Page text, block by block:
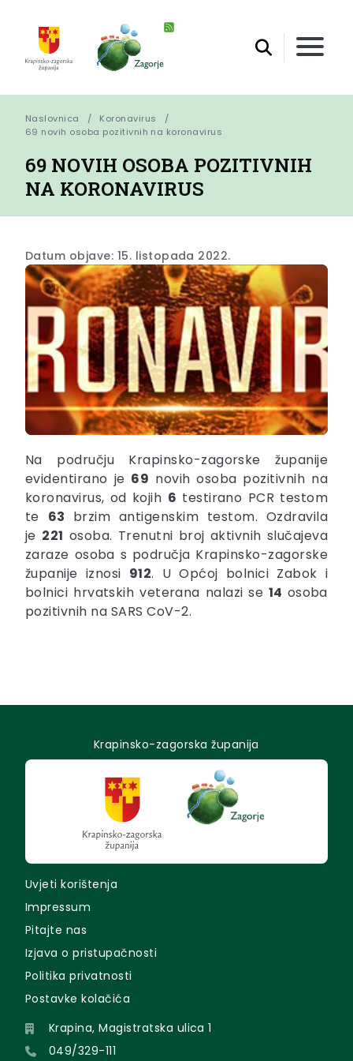
Naslovnica
Koronavirus
69 novih osoba pozitivnih na koronavirus
69 NOVIH OSOBA POZITIVNIH
NA KORONAVIRUS
Datum objave: 15. listopada 2022.
Na području Krapinsko-zagorske županije
evidentirano je 69 novih osoba pozitivnih na
koronavirus, od kojih 6 testirano PCR testom
te 63 brzim antigenskim testom. Ozdravila
je 221 osoba. Trenutni broj aktivnih slučajeva
zaraze osoba s područja Krapinsko-zagorske
županije iznosi 912. U Općoj bolnici Zabok i
bolnici hrvatskih veterana nalazi se 14 osoba
pozitivnih na SARS CoV-2.
Krapinsko-zagorska županija
Uvjeti korištenja
Impressum
Pitajte nas
Izjava o pristupačnosti
Politika privatnosti
Postavke kolačića
Krapina, Magistratska ulica 1
049/329-111